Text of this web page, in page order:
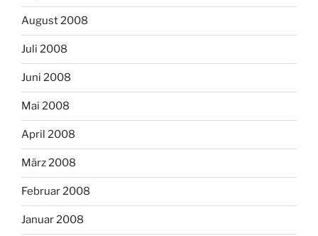
August 2008
Juli 2008
Juni 2008
Mai 2008
April 2008
März 2008
Februar 2008
Januar 2008